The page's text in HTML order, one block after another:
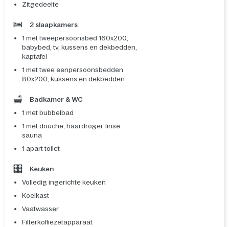
Zitgedeelte
2 slaapkamers
1 met tweepersoonsbed 160x200,
babybed, tv, kussens en dekbedden,
kaptafel
1 met twee eenpersoonsbedden
80x200, kussens en dekbedden
Badkamer & WC
1 met bubbelbad
1 met douche, haardroger, finse
sauna
1 apart toilet
Keuken
Volledig ingerichte keuken
Koelkast
Vaatwasser
Filterkoffiezetapparaat